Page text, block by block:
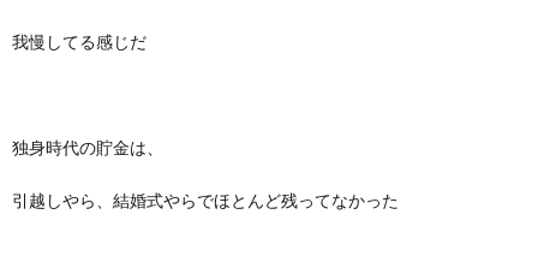
我慢してる感じだ
独身時代の貯金は、
引越しやら、結婚式やらでほとんど残ってなかった